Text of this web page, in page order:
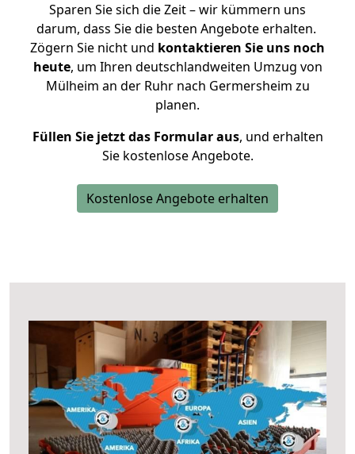
Sparen Sie sich die Zeit – wir kümmern uns
darum, dass Sie die besten Angebote erhalten.
Zögern Sie nicht und kontaktieren Sie uns noch
heute, um Ihren deutschlandweiten Umzug von
Mülheim an der Ruhr nach Germersheim zu
planen.
Füllen Sie jetzt das Formular aus, und erhalten
Sie kostenlose Angebote.
Kostenlose Angebote erhalten